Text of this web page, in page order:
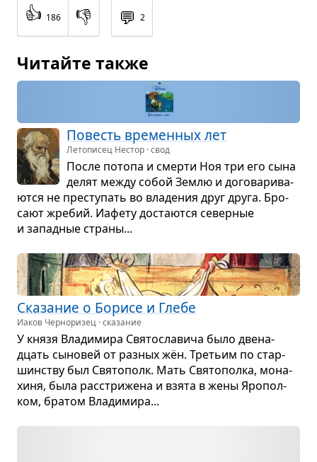
👍 186 👎 💬 2
Читайте также
Повесть вре­мен­ных лет
Летописец Нестор · свод
После потопа и смерти Ноя три его сына
делят между собой Землю и дого­ва­ри­ва­
ются не пре­сту­пать во вла­де­ния друг друга. Бро­
сают жре­бий. Иафету доста­ются север­ные
и запад­ные страны...
Ска­за­ние о Борисе и Глебе
Иаков Черноризец · сказание
У князя Вла­ди­мира Свя­то­сла­вича было две­на­
дцать сыно­вей от раз­ных жён. Тре­тьим по стар­
шин­ству был Свя­то­полк. Мать Свя­то­полка, мона­
хиня, была рас­стри­жена и взята в жены Яро­пол­
ком, бра­том Вла­ди­мира...